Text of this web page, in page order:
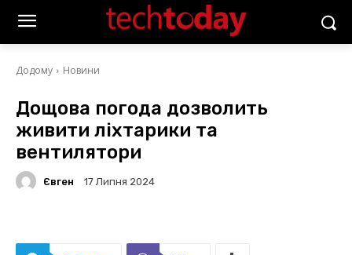
Додому Новини
Дощова погода дозволить
живити ліхтарики та
вентилятори
Євген 17 Липня 2024